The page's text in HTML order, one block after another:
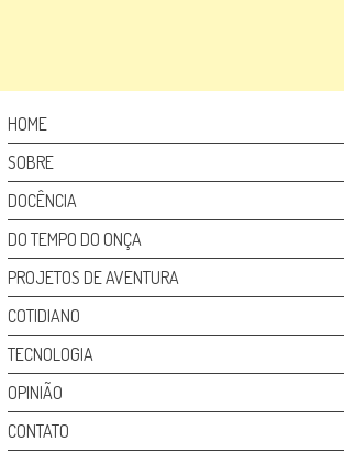
HOME
SOBRE
DOCÊNCIA
DO TEMPO DO ONÇA
PROJETOS DE AVENTURA
COTIDIANO
TECNOLOGIA
OPINIÃO
CONTATO